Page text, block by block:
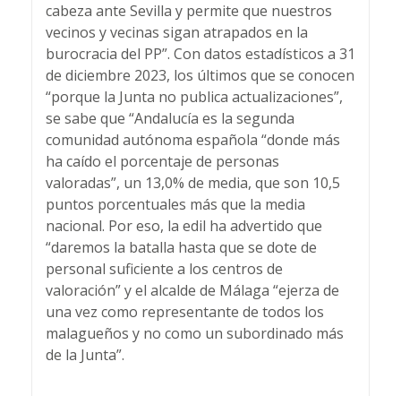
cabeza ante Sevilla y permite que nuestros
vecinos y vecinas sigan atrapados en la
burocracia del PP”. Con datos estadísticos a 31
de diciembre 2023, los últimos que se conocen
“porque la Junta no publica actualizaciones”,
se sabe que “Andalucía es la segunda
comunidad autónoma española “donde más
ha caído el porcentaje de personas
valoradas”, un 13,0% de media, que son 10,5
puntos porcentuales más que la media
nacional. Por eso, la edil ha advertido que
“daremos la batalla hasta que se dote de
personal suficiente a los centros de
valoración” y el alcalde de Málaga “ejerza de
una vez como representante de todos los
malagueños y no como un subordinado más
de la Junta”.